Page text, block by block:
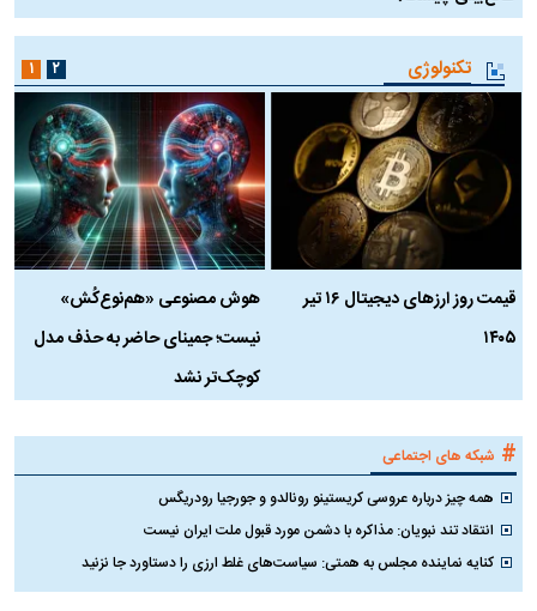
تکنولوژی
قیمت روز ارز‌های دیجیتال ۱۶ تیر
۱۴۰۵
هوش مصنوعی «هم‌نوع‌کُش»
نیست؛ جمینای حاضر به حذف مدل
کوچک‌تر نشد
۱ ۲
# شبکه های اجتماعی
همه چیز درباره عروسی کریستینو رونالدو و جورجیا رودریگس
انتقاد تند نبویان: مذاکره با دشمن مورد قبول ملت ایران نیست
کنایه نماینده مجلس به همتی: سیاست‌های غلط ارزی را دستاورد جا نزنید